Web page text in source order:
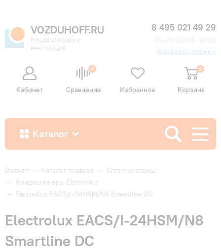
VOZDUHOFF.RU
Кондиционеры и
вентиляция
8 495 021 49 29
Заказать звонок
Кабинет
0
Сравнение Избранное
0
Корзина
Каталог
Как купить
Доставка и оплата
Гарантия и сервис
Главная — Каталог товаров — Сплит-системы
— Кондиционеры Electrolux
— Electrolux EACS/I-24HSM/N8 Smartline DC
Electrolux EACS/I-24HSM/N8
Smartline DC